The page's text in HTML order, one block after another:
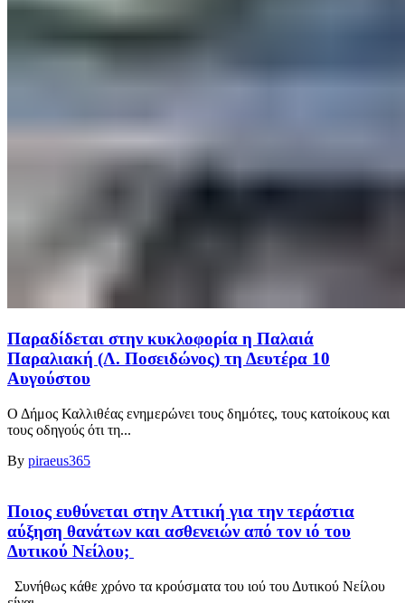
Παραδίδεται στην κυκλοφορία η Παλαιά
Παραλιακή (Λ. Ποσειδώνος) τη Δευτέρα 10
Αυγούστου
Ο Δήμος Καλλιθέας ενημερώνει τους δημότες, τους κατοίκους και
τους οδηγούς ότι τη...
By piraeus365
Ποιος ευθύνεται στην Αττική για την τεράστια
αύξηση θανάτων και ασθενειών από τον ιό του
Δυτικού Νείλου;
Συνήθως κάθε χρόνο τα κρούσματα του ιού του Δυτικού Νείλου